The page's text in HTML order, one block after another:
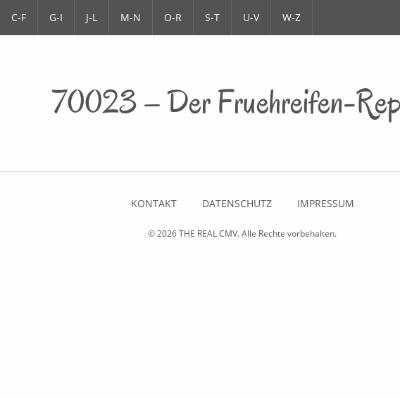
C-F G-I J-L M-N O-R S-T U-V W-Z
70023 – Der Fruehreifen-
KONTAKT DATENSCHUTZ IMPRESSUM
© 2026THE REAL CMV. Alle Rechte vorbehalten.